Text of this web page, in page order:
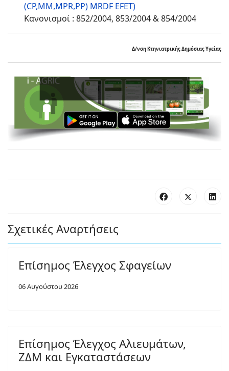
(CP,MM,MPR,PP) MRDF EFET)
Κανονισμοί : 852/2004, 853/2004 & 854/2004
Δ/νση Κτηνιατρικής Δημόσιας Υγείας
Σχετικές Αναρτήσεις
Επίσημος Έλεγχος Σφαγείων
06 Αυγούστου 2026
Επίσημος Έλεγχος Αλιευμάτων,
ΖΔΜ και Εγκαταστάσεων